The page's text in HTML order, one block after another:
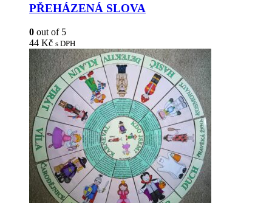
PŘEHÁZENÁ SLOVA
0 out of 5
44 Kč s DPH